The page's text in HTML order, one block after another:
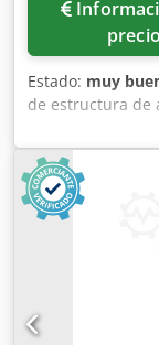
500
(capa de polvo)
condición,
monitorización
(placa de
argón
Dimensiones
Peso (incluido el
de nuestra oferta
vinculantes.
Información de
precio
Estado: muy
de estructura de
estado, ver
58,5 m Ancho
Altura borde
Construcción con
tornillos y
longitud La
de 38 mm, de
recubierta de
¡Posibilidad de